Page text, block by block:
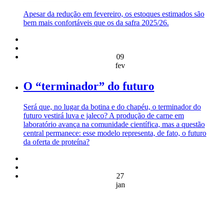
Apesar da redução em fevereiro, os estoques estimados são
bem mais confortáveis que os da safra 2025/26.
09
fev
O “terminador” do futuro
Será que, no lugar da botina e do chapéu, o terminador do
futuro vestirá luva e jaleco? A produção de carne em
laboratório avança na comunidade científica, mas a questão
central permanece: esse modelo representa, de fato, o futuro
da oferta de proteína?
27
jan